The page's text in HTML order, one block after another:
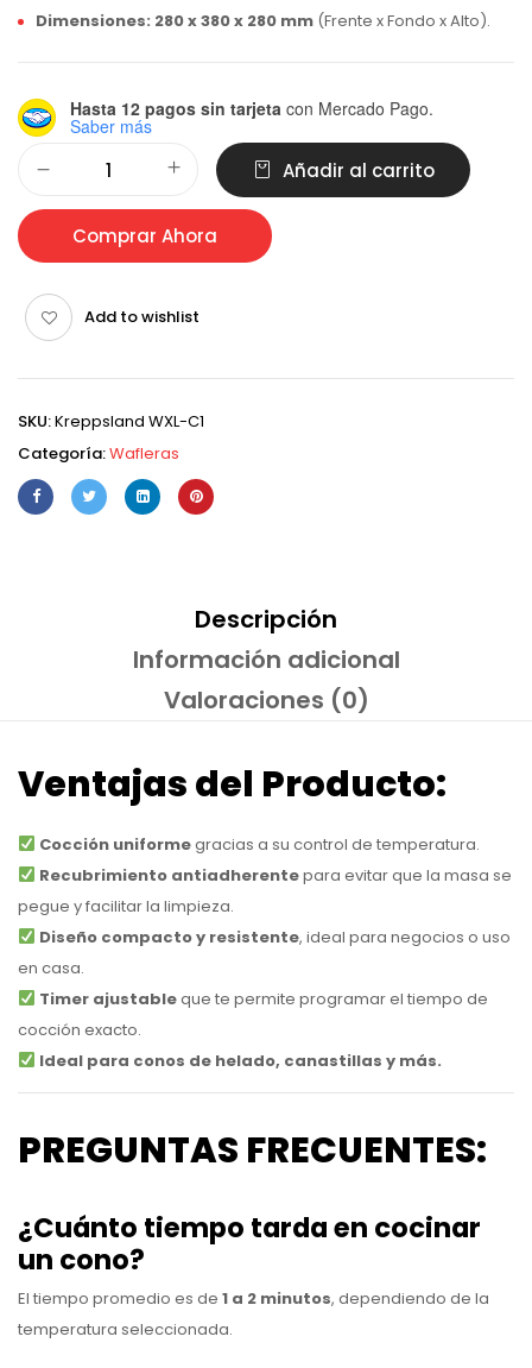
Dimensiones: 280 x 380 x 280 mm (Frente x Fondo x Alto).
Hasta 12 pagos sin tarjeta con Mercado Pago.
Saber más
Añadir al carrito
Comprar Ahora
Add to wishlist
SKU:Kreppsland WXL-C1
Categoría:Wafleras
Descripción
Información adicional
Valoraciones (0)
Ventajas del Producto:
Cocción uniformegracias a su control de temperatura.
Recubrimiento antiadherentepara evitar que la masa se
pegue y facilitar la limpieza.
Diseño compacto y resistente, ideal para negocios o uso
en casa.
Timer ajustableque te permite programar el tiempo de
cocción exacto.
Ideal para conos de helado, canastillas y más.
PREGUNTAS FRECUENTES:
¿Cuánto tiempo tarda en cocinar
un cono?
El tiempo promedio es de 1 a 2 minutos, dependiendo de la
temperatura seleccionada.